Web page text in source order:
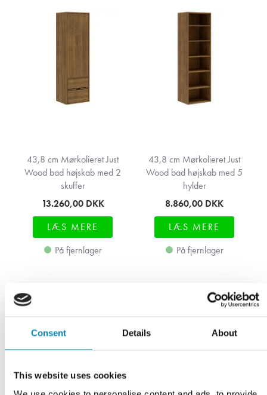
Consent Details About
This website uses cookies
43,8 cm Mørkolieret Just
Wood bad højskab med 2
skuffer
13.260,00 DKK
LÆS MERE
På fjernlager
43,8 cm Mørkolieret Just
Wood bad højskab med 5
hylder
8.860,00 DKK
LÆS MERE
På fjernlager